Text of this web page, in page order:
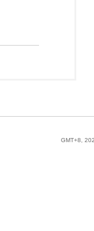
GMT+8,